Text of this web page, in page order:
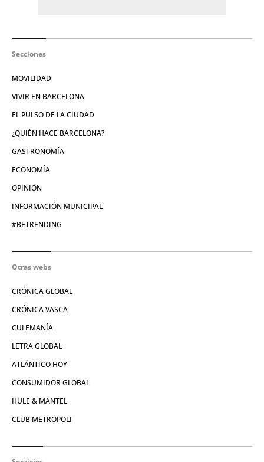
Secciones
MOVILIDAD
VIVIR EN BARCELONA
EL PULSO DE LA CIUDAD
¿QUIÉN HACE BARCELONA?
GASTRONOMÍA
ECONOMÍA
OPINIÓN
INFORMACIÓN MUNICIPAL
#BETRENDING
Otras webs
CRÓNICA GLOBAL
CRÓNICA VASCA
CULEMANÍA
LETRA GLOBAL
ATLÁNTICO HOY
CONSUMIDOR GLOBAL
HULE & MANTEL
CLUB METRÓPOLI